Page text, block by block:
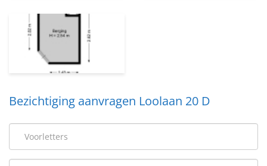
Bezichtiging aanvragen Loolaan 20 D